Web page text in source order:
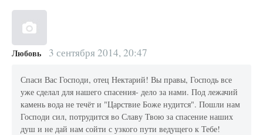
Любовь 3 сентября 2014, 20:47
Спаси Вас Господи, отец Нектарий! Вы правы, Господь все
уже сделал для нашего спасения- дело за нами. Под лежачий
камень вода не течёт и "Царствие Боже нудится". Пошли нам
Господи сил, потрудится во Славу Твою за спасение наших
душ и не дай нам сойти с узкого пути ведущего к Тебе!